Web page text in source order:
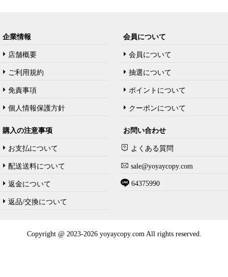
企業情報
店舗概要
ご利用規約
免責事項
個人情報保護方針
会員について
会員について
抽選について
ポイントについて
クーポンについて
購入の注意事项
お支払について
配送送料について
返金について
返品/交換について
お問い合わせ
よくある質問
sale@yoyaycopy.com
64375990
Copyright @ 2023-2026 yoyaycopy.com All rights reserved.